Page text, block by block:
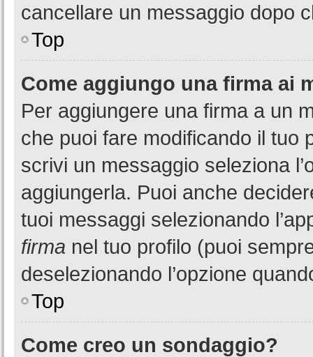
cancellare un messaggio dopo
Top
Come aggiungo una firma ai
Per aggiungere una firma a un
che puoi fare modificando il tuo
scrivi un messaggio seleziona
aggiungerla. Puoi anche
tuoi messaggi selezionando
firma nel tuo profilo (puoi
deselezionando l’opzione
Top
Come creo un sondaggio?